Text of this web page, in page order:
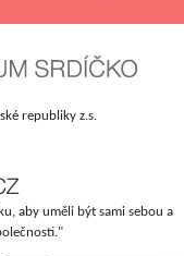
republiky z.s.
aby uměli být sami sebou a